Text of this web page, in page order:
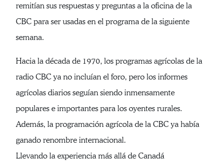
remitían sus respuestas y preguntas a la oficina de la
CBC para ser usadas en el programa de la siguiente
semana.
Hacia la década de 1970, los programas agrícolas de la
radio CBC ya no incluían el foro, pero los informes
agrícolas diarios seguían siendo inmensamente
populares e importantes para los oyentes rurales.
Además, la programación agrícola de la CBC ya había
ganado renombre internacional.
Llevando la experiencia más allá de Canadá